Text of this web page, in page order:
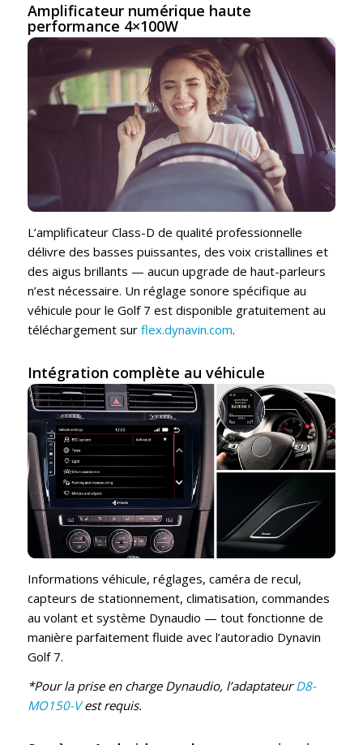
Amplificateur numérique haute
performance 4×100W
L’amplificateur Class-D de qualité professionnelle
délivre des basses puissantes, des voix cristallines et
des aigus brillants — aucun upgrade de haut-parleurs
n’est nécessaire. Un réglage sonore spécifique au
véhicule pour le Golf 7 est disponible gratuitement au
téléchargement sur flex.dynavin.com.
Intégration complète au véhicule
Informations véhicule, réglages, caméra de recul,
capteurs de stationnement, climatisation, commandes
au volant et système Dynaudio — tout fonctionne de
manière parfaitement fluide avec l’autoradio Dynavin
Golf 7.
*Pour la prise en charge Dynaudio, l’adaptateurD8-
MO150-Vest requis.